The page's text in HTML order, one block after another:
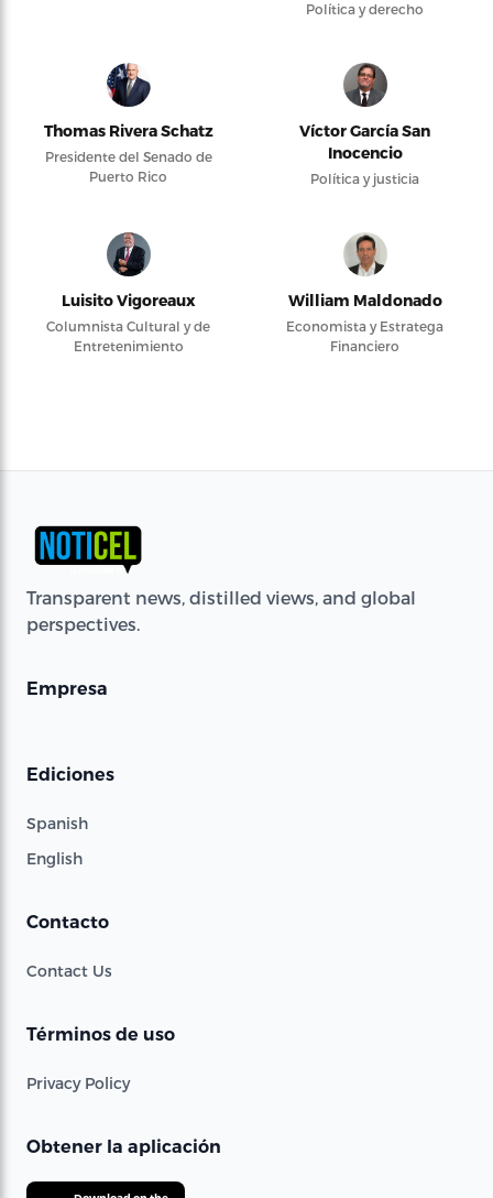
Política y derecho
Thomas Rivera Schatz
Presidente del Senado de
Puerto Rico
Víctor García San
Inocencio
Política y justicia
Luisito Vigoreaux
Columnista Cultural y de
Entretenimiento
William Maldonado
Economista y Estratega
Financiero
Transparent news, distilled views, and global
perspectives.
Empresa
Ediciones
Spanish
English
Contacto
Contact Us
Términos de uso
Privacy Policy
Obtener la aplicación